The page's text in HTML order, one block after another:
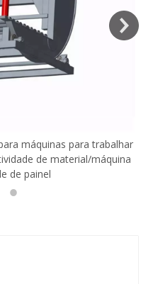
máquinas para trabalhar
de material/máquina
de painel